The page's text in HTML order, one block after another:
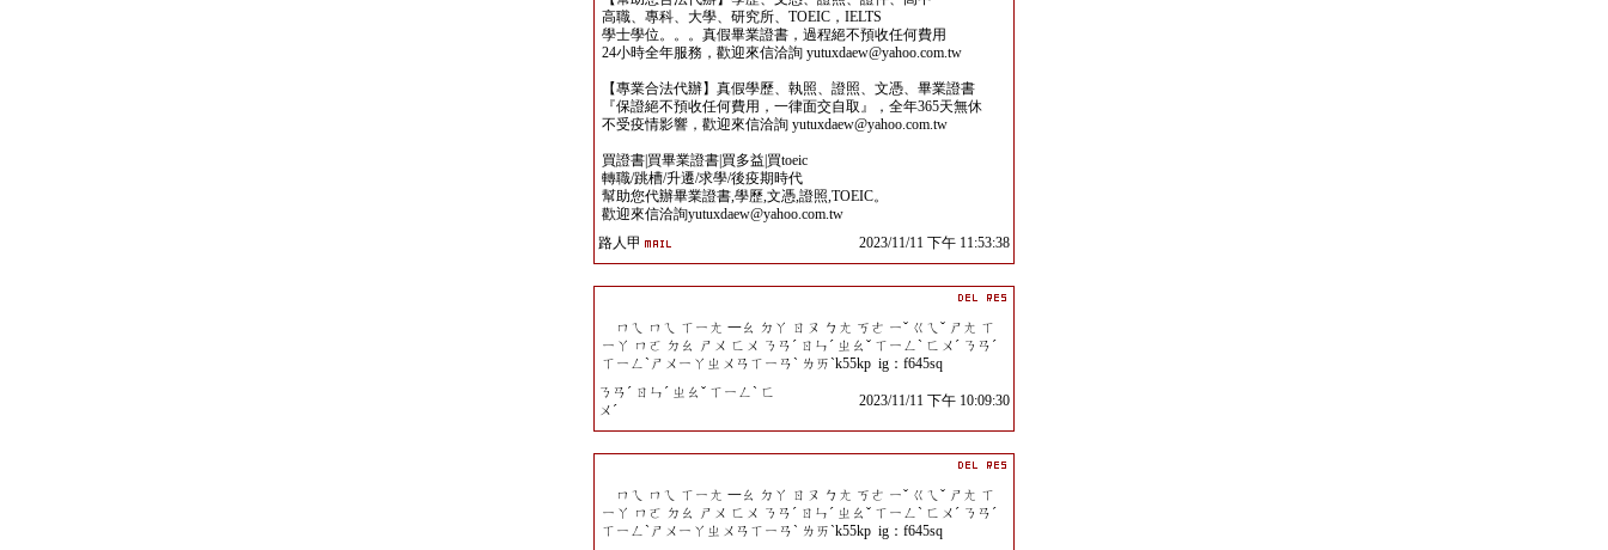
高職、專科、大學、研究所、TOEIC，IELTS
學士學位。。。真假畢業證書，過程絕不預收任何費用
24小時全年服務，歡迎來信洽詢 yutuxdaew@yahoo.com.tw
【專業合法代辦】真假學歷、執照、證照、文憑、畢業證書
『保證絕不預收任何費用，一律面交自取』，全年365天無休
不受疫情影響，歡迎來信洽詢 yutuxdaew@yahoo.com.tw
買證書|買畢業證書|買多益|買toeic
轉職/跳槽/升遷/求學/後疫期時代
幫助您代辦畢業證書,學歷,文憑,證照,TOEIC。
歡迎來信洽詢yutuxdaew@yahoo.com.tw
路人甲
2023/11/11 下午 11:53:38
ㄇㄟ ㄇㄟ ㄒㄧㄤ 一ㄠ ㄉㄚ ㄖㄡ ㄅㄤ ㄎㄜ ㄧˇ ㄍㄟˇ ㄕㄤ ㄒ
ㄧㄚ ㄇㄛ ㄉㄠ ㄕㄨ ㄈㄨ ㄋㄢˊ ㄖㄣˊ ㄓㄠˇ ㄒㄧㄥˋ ㄈㄨˊ ㄋㄢˊ
ㄒㄧㄥˋㄕㄨㄧㄚㄓㄨㄢㄒㄧㄢˋ ㄌㄞˋk55kp ig：f645sq
ㄋㄢˊ ㄖㄣˊ ㄓㄠˇ ㄒㄧㄥˋ ㄈ
ㄨˊ
2023/11/11 下午 10:09:30
ㄇㄟ ㄇㄟ ㄒㄧㄤ 一ㄠ ㄉㄚ ㄖㄡ ㄅㄤ ㄎㄜ ㄧˇ ㄍㄟˇ ㄕㄤ ㄒ
ㄧㄚ ㄇㄛ ㄉㄠ ㄕㄨ ㄈㄨ ㄋㄢˊ ㄖㄣˊ ㄓㄠˇ ㄒㄧㄥˋ ㄈㄨˊ ㄋㄢˊ
ㄒㄧㄥˋㄕㄨㄧㄚㄓㄨㄢㄒㄧㄢˋ ㄌㄞˋk55kp ig：f645sq